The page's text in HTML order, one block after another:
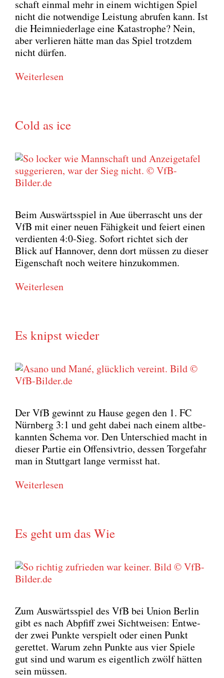
schaft ein­mal mehr in einem wich­ti­gen Spiel
nicht die not­wen­di­ge Leis­tung abru­fen kann. Ist
die Heim­nie­der­la­ge eine Kata­stro­phe? Nein,
aber ver­lie­ren hät­te man das Spiel trotz­dem
nicht dür­fen.
Wei­ter­le­sen
Cold as ice
Beim Aus­wärts­spiel in Aue über­rascht uns der
VfB mit einer neu­en Fähig­keit und fei­ert einen
ver­dien­ten 4:0‑Sieg. Sofort rich­tet sich der
Blick auf Han­no­ver, denn dort müs­sen zu die­ser
Eigen­schaft noch wei­te­re hin­zu­kom­men.
Wei­ter­le­sen
Es knipst wieder
Der VfB gewinnt zu Hau­se gegen den 1. FC
Nürn­berg 3:1 und geht dabei nach einem alt­be­
kann­ten Sche­ma vor. Den Unter­schied macht in
die­ser Par­tie ein Offen­siv­trio, des­sen Tor­ge­fahr
man in Stutt­gart lan­ge ver­misst hat.
Wei­ter­le­sen
Es geht um das Wie
Zum Aus­wärts­spiel des VfB bei Uni­on Ber­lin
gibt es nach Abpfiff zwei Sicht­wei­sen: Ent­we­
der zwei Punk­te ver­spielt oder einen Punkt
geret­tet. War­um zehn Punk­te aus vier Spie­le
gut sind und war­um es eigent­lich zwölf hät­ten
sein müs­sen.